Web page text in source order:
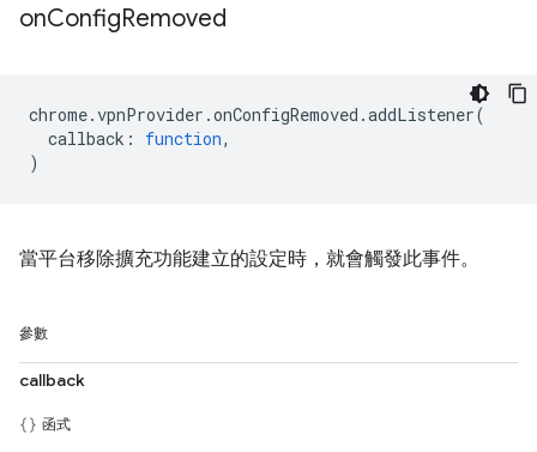
onConfigRemoved
chrome.vpnProvider .onConfigRemoved .addListener(
callback : function,
)
當平台移除擴充功能建立的設定時，就會觸發此事件。
參數
callback
函式